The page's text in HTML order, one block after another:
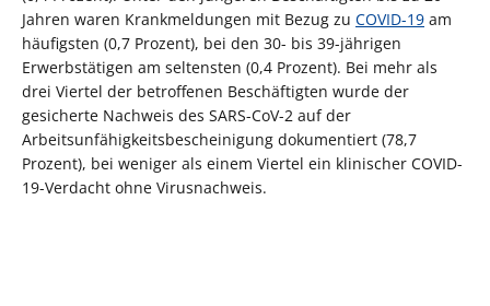
Jahren waren Krankmeldungen mit Bezug zu COVID-19 am
häufigsten (0,7 Prozent), bei den 30- bis 39-jährigen
Erwerbstätigen am seltensten (0,4 Prozent). Bei mehr als
drei Viertel der betroffenen Beschäftigten wurde der
gesicherte Nachweis des SARS-CoV-2 auf der
Arbeitsunfähigkeitsbescheinigung dokumentiert (78,7
Prozent), bei weniger als einem Viertel ein klinischer COVID-
19-Verdacht ohne Virusnachweis.